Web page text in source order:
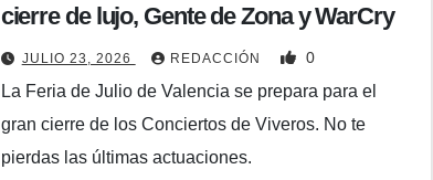
cierre de lujo, Gente de Zona y WarCry
JULIO 23, 2026 REDACCIÓN 0
La Feria de Julio de Valencia se prepara para el
gran cierre de los Conciertos de Viveros. No te
pierdas las últimas actuaciones.